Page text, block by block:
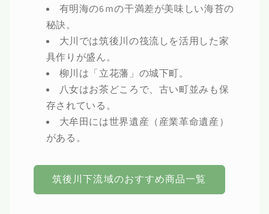
有明海の6ｍの干満差が美味しい海苔の
秘訣。
大川では筑後川の筏流しを活用した家
具作りが盛ん。
柳川は「立花藩」の城下町。
八女はお茶どころで、古い町並みも保
存されている。
大牟田には世界遺産（産業革命遺産）
がある。
筑後川下流域のおすすめ商品一覧